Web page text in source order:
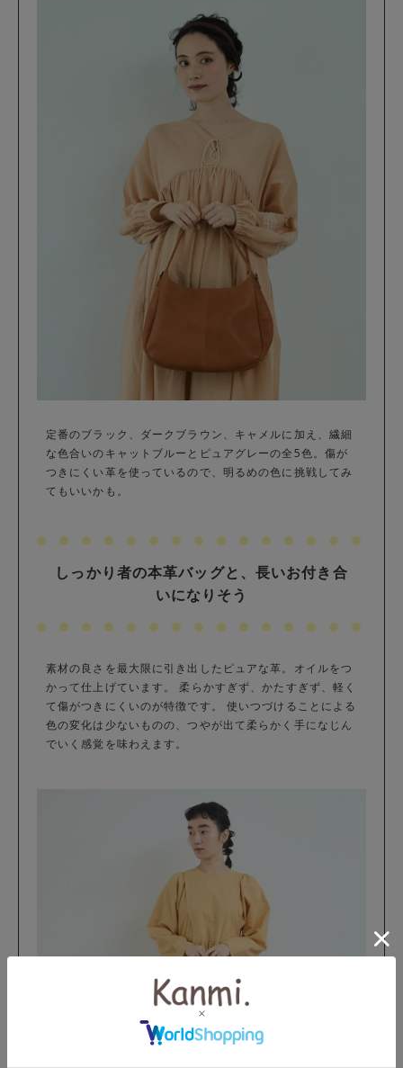
定番のブラック、ダークブラウン、キャメルに加え、繊細
な色合いのキャットブルーとピュアグレーの全5色。傷が
つきにくい革を使っているので、明るめの色に挑戦してみ
てもいいかも。
しっかり者の本革バッグと、長いお付き合
いになりそう
素材の良さを最大限に引き出したピュアな革。オイルをつ
かって仕上げています。 柔らかすぎず、かたすぎず、軽く
て傷がつきにくいのが特徴です。 使いつづけることによる
色の変化は少ないものの、つやが出て柔らかく手になじん
でいく感覚を味わえます。